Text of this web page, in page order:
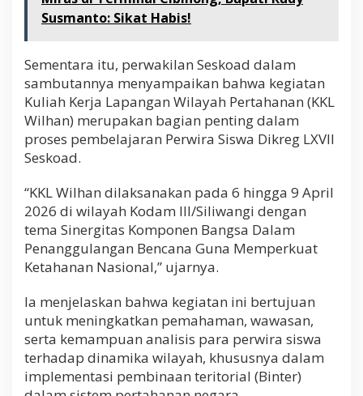
Susmanto: Sikat Habis!
Sementara itu, perwakilan Seskoad dalam
sambutannya menyampaikan bahwa kegiatan
Kuliah Kerja Lapangan Wilayah Pertahanan (KKL
Wilhan) merupakan bagian penting dalam
proses pembelajaran Perwira Siswa Dikreg LXVII
Seskoad.
“KKL Wilhan dilaksanakan pada 6 hingga 9 April
2026 di wilayah Kodam III/Siliwangi dengan
tema Sinergitas Komponen Bangsa Dalam
Penanggulangan Bencana Guna Memperkuat
Ketahanan Nasional,” ujarnya.
Ia menjelaskan bahwa kegiatan ini bertujuan
untuk meningkatkan pemahaman, wawasan,
serta kemampuan analisis para perwira siswa
terhadap dinamika wilayah, khususnya dalam
implementasi pembinaan teritorial (Binter)